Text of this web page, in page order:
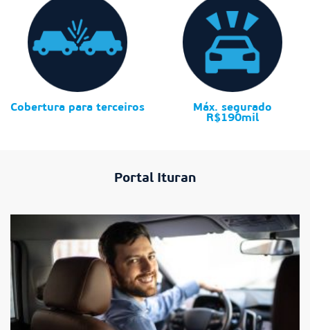
Cobertura para terceiros
Máx. segurado
R$190mil
Portal Ituran